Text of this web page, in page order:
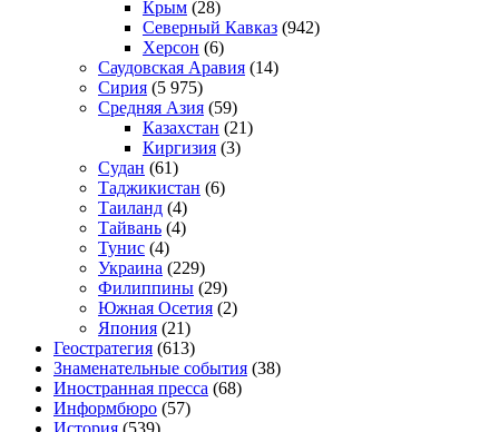
Крым (28)
Северный Кавказ (942)
Херсон (6)
Саудовская Аравия (14)
Сирия (5 975)
Средняя Азия (59)
Казахстан (21)
Киргизия (3)
Судан (61)
Таджикистан (6)
Таиланд (4)
Тайвань (4)
Тунис (4)
Украина (229)
Филиппины (29)
Южная Осетия (2)
Япония (21)
Геостратегия (613)
Знаменательные события (38)
Иностранная пресса (68)
Информбюро (57)